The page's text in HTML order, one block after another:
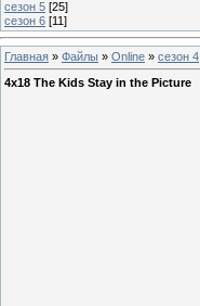
сезон 5 [25]
сезон 6 [11]
Главная » Файлы » Online » сезон 4
4х18 The Kids Stay in the Picture